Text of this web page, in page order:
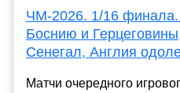
ЧМ-2026. 1/16
Боснию и
Сенегал, Англия
Матчи очередного